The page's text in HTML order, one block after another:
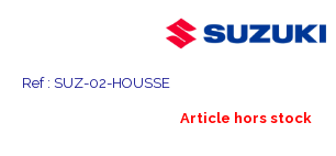
Ref : SUZ-02-HOUSSE
Article hors stock